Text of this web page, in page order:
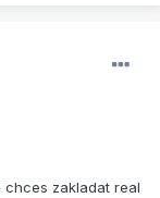
chces zakladat real